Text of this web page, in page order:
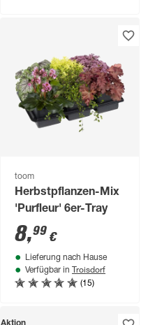
toom
Herbstpflanzen-Mix
'Purfleur' 6er-Tray
8,99 €
Lieferung nach Hause
Verfügbar in Troisdorf
(15)